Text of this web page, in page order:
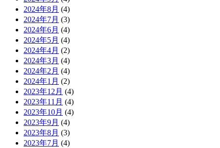
2024年8月 (4)
2024年7月 (3)
2024年6月 (4)
2024年5月 (4)
2024年4月 (2)
2024年3月 (4)
2024年2月 (4)
2024年1月 (2)
2023年12月 (4)
2023年11月 (4)
2023年10月 (4)
2023年9月 (4)
2023年8月 (3)
2023年7月 (4)